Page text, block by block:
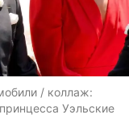
/ коллаж:
Уэльские